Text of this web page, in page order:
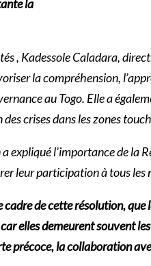
la
, Kadessole Caladara,
la compréhension,
au Togo. Elle a
crises dans les zones
expliqué l’importance de
leur participation à tous
cadre de cette résolution, que
elles demeurent souvent
précoce, la collaboration